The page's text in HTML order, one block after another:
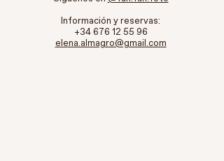
Información y reservas:
+34 676 12 55 96
elena.almagro@gmail.com